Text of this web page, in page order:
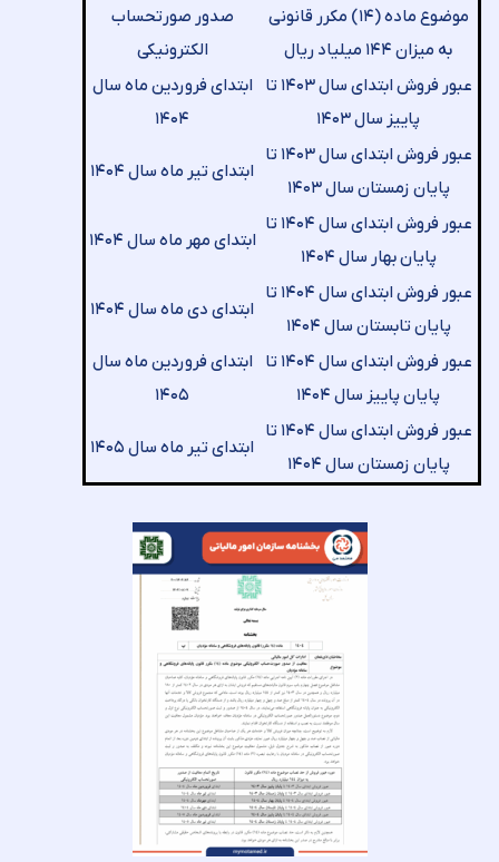
موضوع ماده (۱۴) مکرر قانونی
به میزان ۱۴۴ میلیاد ریال
صدور صورتحساب
الکترونیکی
عبور فروش ابتدای سال ۱۴۰۳ تا
پاییز سال ۱۴۰۳
ابتدای فروردین ماه سال
۱۴۰۴
عبور فروش ابتدای سال ۱۴۰۳ تا
پایان زمستان سال ۱۴۰۳
ابتدای تیر ماه سال ۱۴۰۴
عبور فروش ابتدای سال ۱۴۰۴ تا
پایان بهار سال ۱۴۰۴
ابتدای مهر ماه سال ۱۴۰۴
عبور فروش ابتدای سال ۱۴۰۴ تا
پایان تابستان سال ۱۴۰۴
ابتدای دی ماه سال ۱۴۰۴
عبور فروش ابتدای سال ۱۴۰۴ تا
پایان پاییز سال ۱۴۰۴
ابتدای فروردین ماه سال
۱۴۰۵
عبور فروش ابتدای سال ۱۴۰۴ تا
پایان زمستان سال ۱۴۰۴
ابتدای تیر ماه سال ۱۴۰۵